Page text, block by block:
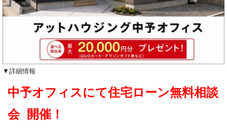
▼詳細情報
中予オフィスにて住宅ローン無料相談
会 開催！